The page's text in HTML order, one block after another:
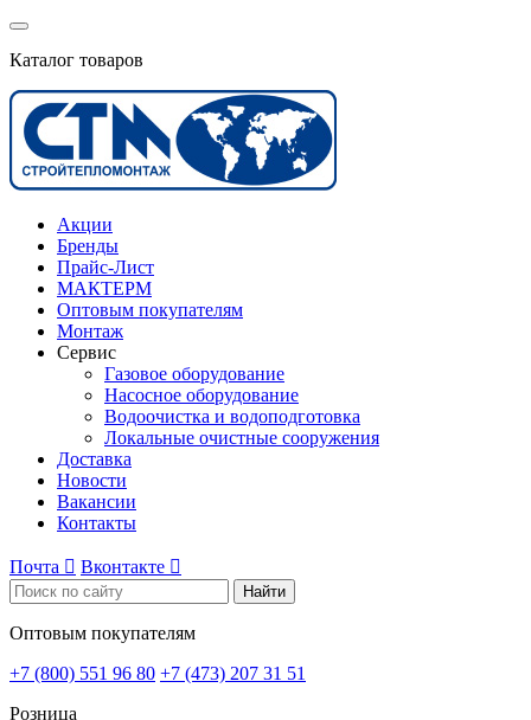
Каталог товаров
Акции
Бренды
Прайс-Лист
МАКТЕРМ
Оптовым покупателям
Монтаж
Сервис
Газовое оборудование
Насосное оборудование
Водоочистка и водоподготовка
Локальные очистные сооружения
Доставка
Новости
Вакансии
Контакты
Почта  Вконтакте 
Найти
Оптовым покупателям
+7 (800) 551 96 80 +7 (473) 207 31 51
Розница